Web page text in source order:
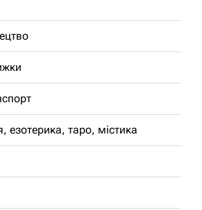
езотерика, таро, містика